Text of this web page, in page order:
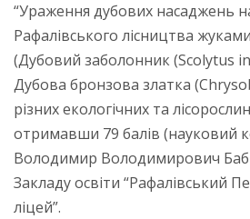
“Ураження дубових насаджень
Рафалівського лісництва
(Дубовий заболонник (Scolytus
Дубова бронзова златка
різних екологічних та
отримавши 79 балів (науковий
Володимир Володимирович
Закладу освіти “Рафалівський
ліцей”.